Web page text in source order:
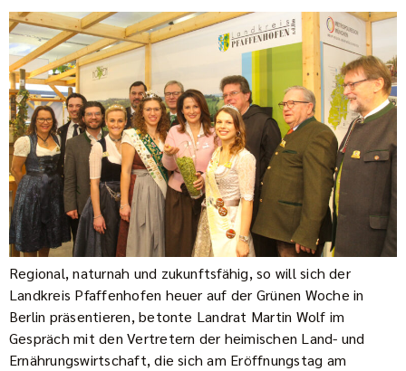
Regional, naturnah und zukunftsfähig, so will sich der
Landkreis Pfaffenhofen heuer auf der Grünen Woche in
Berlin präsentieren, betonte Landrat Martin Wolf im
Gespräch mit den Vertretern der heimischen Land- und
Ernährungswirtschaft, die sich am Eröffnungstag am